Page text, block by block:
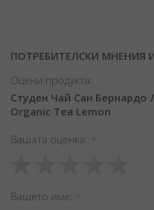
ПОТРЕБИТЕЛСКИ МНЕНИЯ
Оцени продукта:
Студен Чай Сан Бернардо
Organic Tea Lemon
Вашата оценка
star
stars
stars
stars
stars
Вашето име